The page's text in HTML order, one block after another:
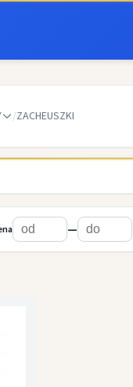
/ZACHEUSZKI
—